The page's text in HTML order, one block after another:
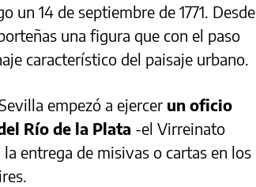
un 14 de septiembre de 1771. Desde
una figura que con el paso
característico del paisaje urbano.
empezó a ejercer un oficio
Río de la Plata -el Virreinato
entrega de misivas o cartas en los